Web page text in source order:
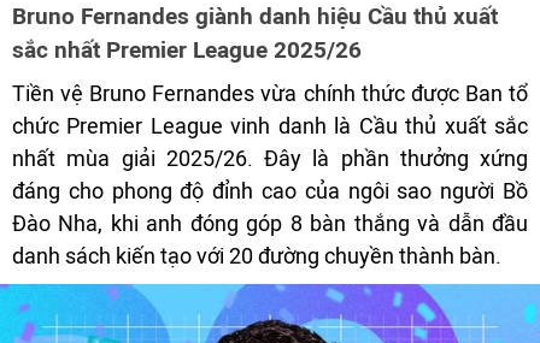
Bruno Fernandes giành danh hiệu Cầu thủ xuất
sắc nhất Premier League 2025/26
Tiền vệ Bruno Fernandes vừa chính thức được Ban tổ
chức Premier League vinh danh là Cầu thủ xuất sắc
nhất mùa giải 2025/26. Đây là phần thưởng xứng
đáng cho phong độ đỉnh cao của ngôi sao người Bồ
Đào Nha, khi anh đóng góp 8 bàn thắng và dẫn đầu
danh sách kiến tạo với 20 đường chuyền thành bàn.